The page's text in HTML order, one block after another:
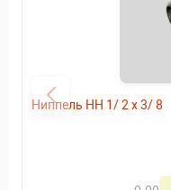
Ниппель HH 1/ 2 х 3/ 8